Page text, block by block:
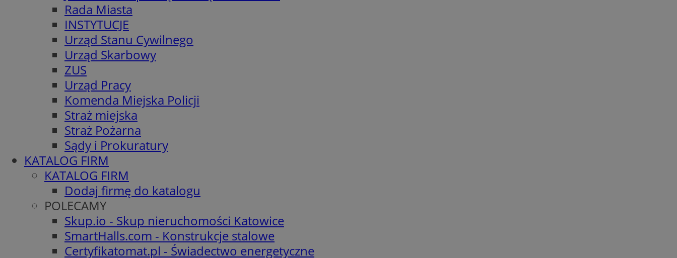
Rada Miasta
INSTYTUCJE
Urząd Stanu Cywilnego
Urząd Skarbowy
ZUS
Urząd Pracy
Komenda Miejska Policji
Straż miejska
Straż Pożarna
Sądy i Prokuratury
KATALOG FIRM
KATALOG FIRM
Dodaj firmę do katalogu
POLECAMY
Skup.io - Skup nieruchomości Katowice
SmartHalls.com - Konstrukcje stalowe
Certyfikatomat.pl - Świadectwo energetyczne